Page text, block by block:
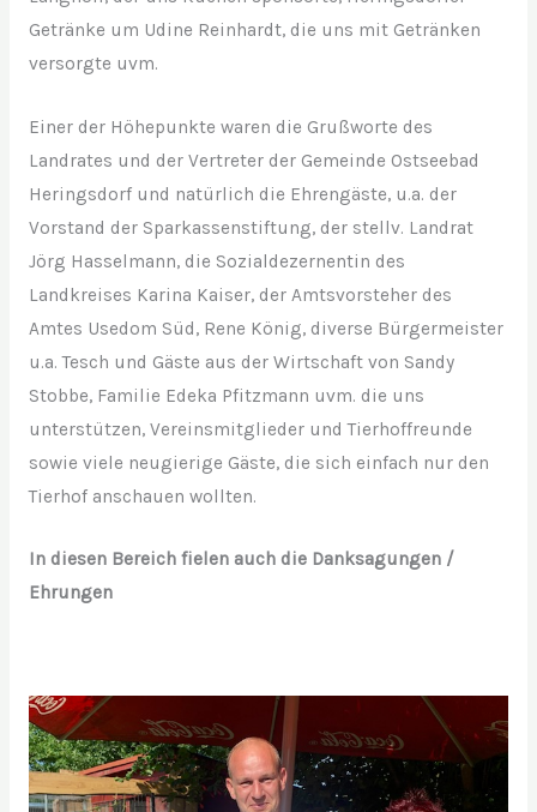
Getränke um Udine Reinhardt, die uns mit Getränken
versorgte uvm.
Einer der Höhepunkte waren die Grußworte des
Landrates und der Vertreter der Gemeinde Ostseebad
Heringsdorf und natürlich die Ehrengäste, u.a. der
Vorstand der Sparkassenstiftung, der stellv. Landrat
Jörg Hasselmann, die Sozialdezernentin des
Landkreises Karina Kaiser, der Amtsvorsteher des
Amtes Usedom Süd, Rene König, diverse Bürgermeister
u.a. Tesch und Gäste aus der Wirtschaft von Sandy
Stobbe, Familie Edeka Pfitzmann uvm. die uns
unterstützen, Vereinsmitglieder und Tierhoffreunde
sowie viele neugierige Gäste, die sich einfach nur den
Tierhof anschauen wollten.
In diesen Bereich fielen auch die Danksagungen /
Ehrungen